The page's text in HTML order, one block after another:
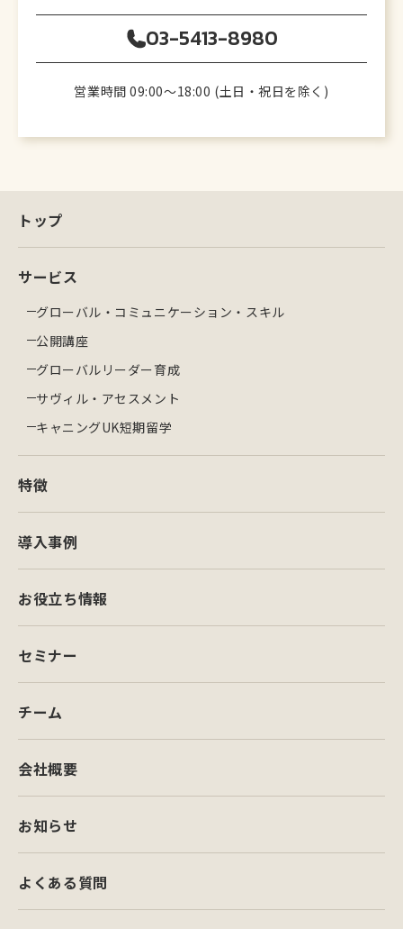
03-5413-8980
営業時間 09:00〜18:00 (土日・祝日を除く)
トップ
サービス
グローバル・コミュニケーション・スキル
公開講座
グローバルリーダー育成
サヴィル・アセスメント
キャニングUK短期留学
特徴
導入事例
お役立ち情報
セミナー
チーム
会社概要
お知らせ
よくある質問